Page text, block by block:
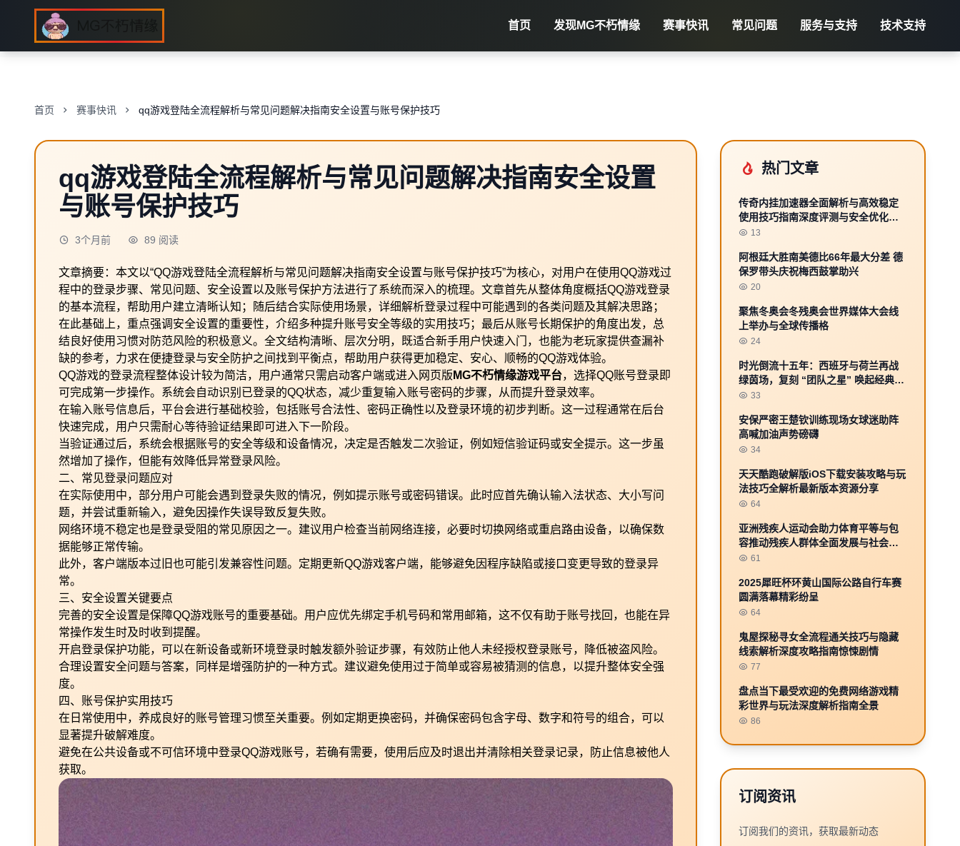
首页 发现MG不朽情缘 赛事快讯 常见问题 服务与支持 技术支持
首页 赛事快讯 qq游戏登陆全流程解析与常见问题解决指南安全设置与账号保护技巧
qq游戏登陆全流程解析与常见问题解决指南安全设置
与账号保护技巧
3个月前 89 阅读
文章摘要：本文以“QQ游戏登陆全流程解析与常见问题解决指南安全设置与账号保护技巧”为核心，对用户在使用QQ游戏过
程中的登录步骤、常见问题、安全设置以及账号保护方法进行了系统而深入的梳理。文章首先从整体角度概括QQ游戏登录
的基本流程，帮助用户建立清晰认知；随后结合实际使用场景，详细解析登录过程中可能遇到的各类问题及其解决思路；
在此基础上，重点强调安全设置的重要性，介绍多种提升账号安全等级的实用技巧；最后从账号长期保护的角度出发，总
结良好使用习惯对防范风险的积极意义。全文结构清晰、层次分明，既适合新手用户快速入门，也能为老玩家提供查漏补
缺的参考，力求在便捷登录与安全防护之间找到平衡点，帮助用户获得更加稳定、安心、顺畅的QQ游戏体验。
QQ游戏的登录流程整体设计较为简洁，用户通常只需启动客户端或进入网页版 MG不朽情缘游戏平台，选择QQ账号登录即
可完成第一步操作。系统会自动识别已登录的QQ状态，减少重复输入账号密码的步骤，从而提升登录效率。
在输入账号信息后，平台会进行基础校验，包括账号合法性、密码正确性以及登录环境的初步判断。这一过程通常在后台
快速完成，用户只需耐心等待验证结果即可进入下一阶段。
当验证通过后，系统会根据账号的安全等级和设备情况，决定是否触发二次验证，例如短信验证码或安全提示。这一步虽
然增加了操作，但能有效降低异常登录风险。
二、常见登录问题应对
在实际使用中，部分用户可能会遇到登录失败的情况，例如提示账号或密码错误。此时应首先确认输入法状态、大小写问
题，并尝试重新输入，避免因操作失误导致反复失败。
网络环境不稳定也是登录受阻的常见原因之一。建议用户检查当前网络连接，必要时切换网络或重启路由设备，以确保数
据能够正常传输。
此外，客户端版本过旧也可能引发兼容性问题。定期更新QQ游戏客户端，能够避免因程序缺陷或接口变更导致的登录异
常。
三、安全设置关键要点
完善的安全设置是保障QQ游戏账号的重要基础。用户应优先绑定手机号码和常用邮箱，这不仅有助于账号找回，也能在异
常操作发生时及时收到提醒。
开启登录保护功能，可以在新设备或新环境登录时触发额外验证步骤，有效防止他人未经授权登录账号，降低被盗风险。
合理设置安全问题与答案，同样是增强防护的一种方式。建议避免使用过于简单或容易被猜测的信息，以提升整体安全强
度。
四、账号保护实用技巧
在日常使用中，养成良好的账号管理习惯至关重要。例如定期更换密码，并确保密码包含字母、数字和符号的组合，可以
显著提升破解难度。
避免在公共设备或不可信环境中登录QQ游戏账号，若确有需要，使用后应及时退出并清除相关登录记录，防止信息被他人
获取。
热门文章
传奇内挂加速器全面解析与高效稳定
使用技巧指南深度评测与安全优化方
案 13
阿根廷大胜南美德比66年最大分差 德
保罗带头庆祝梅西鼓掌助兴
20
聚焦冬奥会冬残奥会世界媒体大会线
上举办与全球传播格
24
时光倒流十五年：西班牙与荷兰再战
绿茵场，复刻 “团队之星” 唤起经典记
忆 33
安保严密王楚钦训练现场女球迷助阵
高喊加油声势磅礴
34
天天酷跑破解版iOS下载安装攻略与玩
法技巧全解析最新版本资源分享
64
亚洲残疾人运动会助力体育平等与包
容推动残疾人群体全面发展与社会融
入 61
2025犀旺杯环黄山国际公路自行车赛
圆满落幕精彩纷呈
64
鬼屋探秘寻女全流程通关技巧与隐藏
线索解析深度攻略指南惊悚剧情
77
盘点当下最受欢迎的免费网络游戏精
彩世界与玩法深度解析指南全景
86
订阅资讯
订阅我们的资讯，获取最新动态